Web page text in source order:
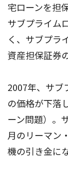
宅ローンを担
サブプライム
く、サブプラ
資産担保証券
2007年、サブ
の価格が下落
ーン問題）。
月のリーマン
機の引き金に